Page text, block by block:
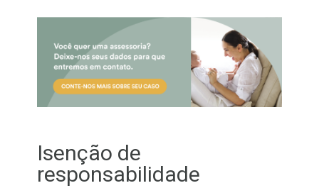
Isenção de
responsabilidade